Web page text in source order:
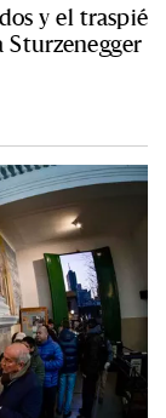
y el traspié
Sturzenegger